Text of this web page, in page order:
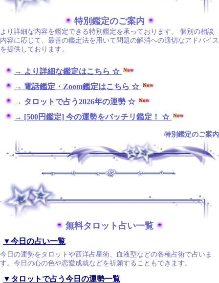
特別鑑定のご案内
より詳細な内容を鑑定できる特別鑑定を承っております。 個別の相談
内容に応じて、最善の鑑定法を用いて問題の解消への適切なアドバイス
を提供しております。
→ より詳細な鑑定はこちら ☆
→ 電話鑑定・Zoom鑑定はこちら ☆
→ タロットで占う2026年の運勢 ☆
→ [500円鑑定] 今の運勢をバッチリ鑑定！ ☆
特別鑑定のご案内
無料タロット占い一覧
▼今日の占い一覧
今日の運勢をタロットや西洋占星術、血液型などの各種占術で占いま
す。今日の心の色や恋愛成就などを祈願することもできます。
▼タロットで占う今日の運勢一覧